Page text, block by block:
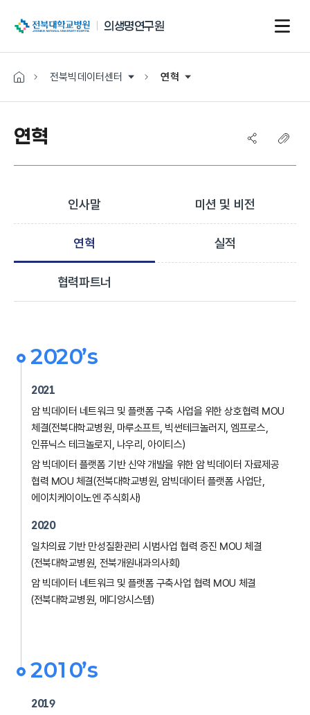
전북대학교병원
의생명연구원
전북빅데이터센터 연혁
연혁
인사말 미션 및 비전
연혁 실적
협력파트너
2020’s
2021
암 빅데이터 네트워크 및 플랫폼 구축 사업을 위한 상호협력 MOU
체결(전북대학교병원, 마루소프트, 빅썬테크놀러지, 엠프로스,
인퓨닉스 테크놀로지, 나우리, 아이티스)
암 빅데이터 플랫폼 기반 신약 개발을 위한 암 빅데이터 자료제공
협력 MOU 체결(전북대학교병원, 암빅데이터 플랫폼 사업단,
에이치케이이노엔 주식회사)
2020
일차의료 기반 만성질환관리 시범사업 협력 증진 MOU 체결
(전북대학교병원, 전북개원내과의사회)
암 빅데이터 네트워크 및 플랫폼 구축사업 협력 MOU 체결
(전북대학교병원, 메디앙시스템)
2010’s
2019